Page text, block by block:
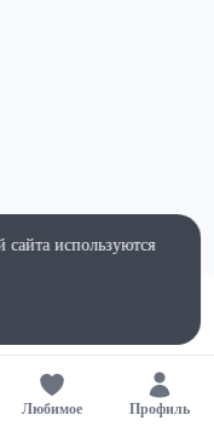
Любимое Профиль
сайта используются